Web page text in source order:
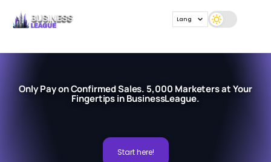
Lang
Only Pay on Confirmed Sales. 5,000 Marketers at Your
Fingertips in BusinessLeague.
Start here!